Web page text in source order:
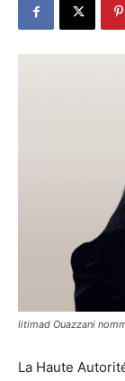
Iitimad Ouazzani
La Haute